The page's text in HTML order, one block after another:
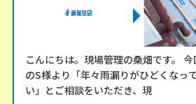
こんにちは。現場管理の桑畑です。 今回は、静岡県藤枝市
のS様より「年々雨漏りがひどくなっ
い」とご相談をいただき、現